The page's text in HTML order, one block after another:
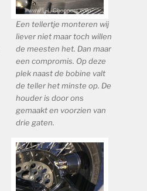
Een tellertje monteren wij
liever niet maar toch willen
de meesten het. Dan maar
een compromis. Op deze
plek naast de bobine valt
de teller het minste op. De
houder is door ons
gemaakt en voorzien van
drie gaten.